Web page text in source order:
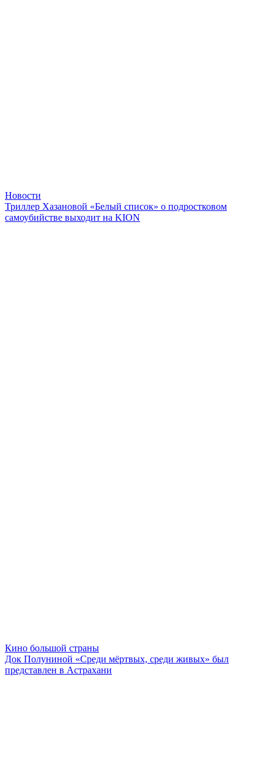
Новости
Триллер Хазановой «Белый список» о подростковом
самоубийстве выходит на KION
Кино большой страны
Док Полуниной «Среди мёртвых, среди живых» был
представлен в Астрахани